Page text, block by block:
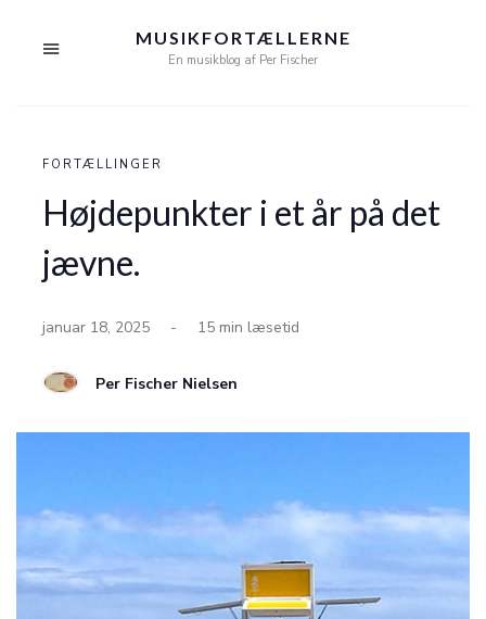
MUSIKFORTÆLLERNE
En musikblog af Per Fischer
FORTÆLLINGER
Højdepunkter i et år på det
jævne.
januar 18, 2025 - 15 min læsetid
Per Fischer Nielsen